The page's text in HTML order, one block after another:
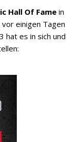
Hall Of Famein
vor einigen Tagen
hat es in sich und